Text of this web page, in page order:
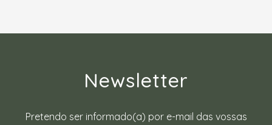
Newsletter
Pretendo ser informado(a) por e-mail das vossas